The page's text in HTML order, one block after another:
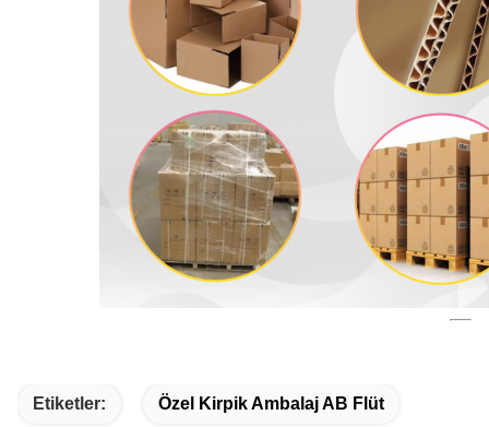
Etiketler: Özel Kirpik Ambalaj AB Flüt